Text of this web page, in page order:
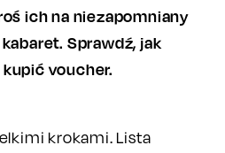
ich na niezapomniany
Sprawdź, jak
voucher.
krokami. Lista